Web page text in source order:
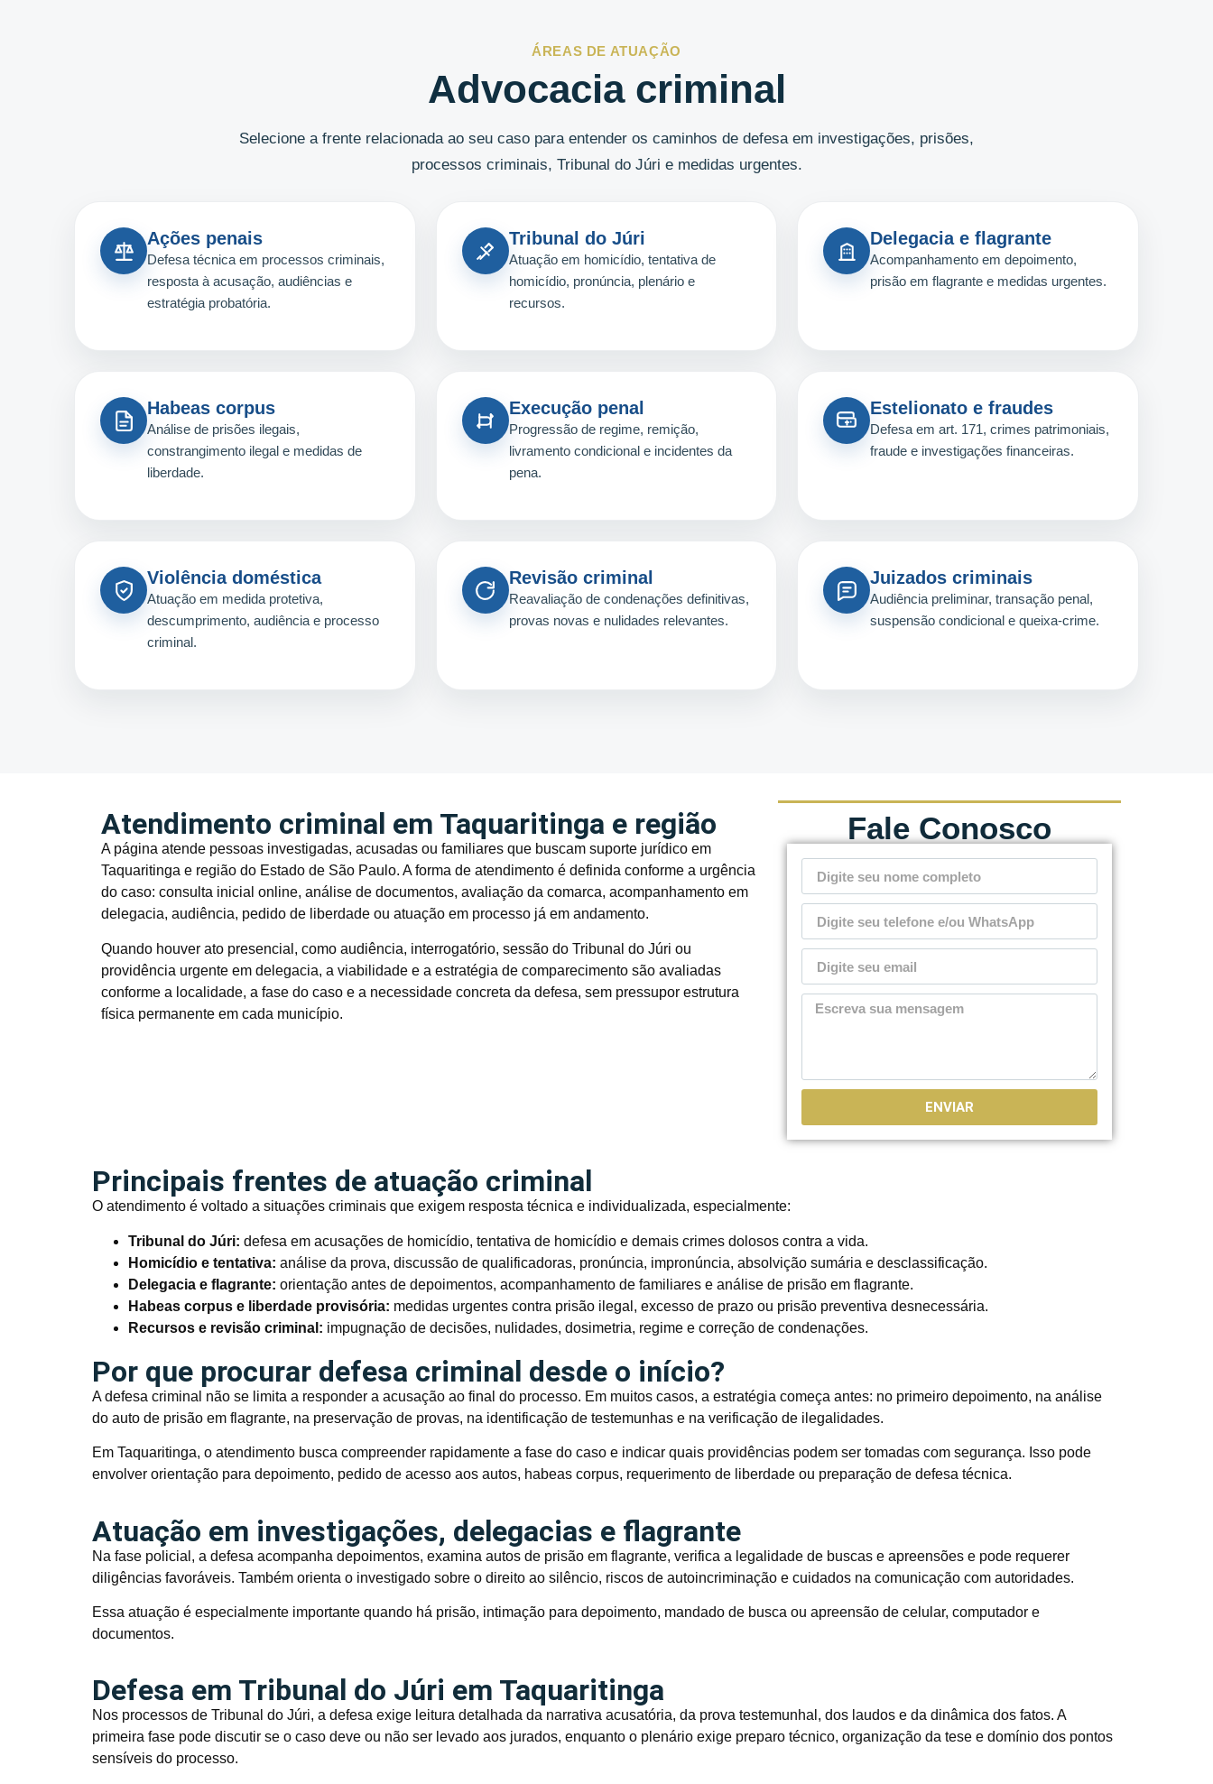
ÁREAS DE ATUAÇÃO
Advocacia criminal
Selecione a frente relacionada ao seu caso para entender os caminhos de defesa em investigações, prisões,
processos criminais, Tribunal do Júri e medidas urgentes.
Ações penais
Defesa técnica em processos criminais,
resposta à acusação, audiências e
estratégia probatória.
Tribunal do Júri
Atuação em homicídio, tentativa de
homicídio, pronúncia, plenário e
recursos.
Delegacia e flagrante
Acompanhamento em depoimento,
prisão em flagrante e medidas urgentes.
Habeas corpus
Análise de prisões ilegais,
constrangimento ilegal e medidas de
liberdade.
Execução penal
Progressão de regime, remição,
livramento condicional e incidentes da
pena.
Estelionato e fraudes
Defesa em art. 171, crimes patrimoniais,
fraude e investigações financeiras.
Violência doméstica
Atuação em medida protetiva,
descumprimento, audiência e processo
criminal.
Revisão criminal
Reavaliação de condenações definitivas,
provas novas e nulidades relevantes.
Juizados criminais
Audiência preliminar, transação penal,
suspensão condicional e queixa-crime.
Atendimento criminal em Taquaritinga e região
A página atende pessoas investigadas, acusadas ou familiares que buscam suporte jurídico em
Taquaritinga e região do Estado de São Paulo. A forma de atendimento é definida conforme a urgência
do caso: consulta inicial online, análise de documentos, avaliação da comarca, acompanhamento em
delegacia, audiência, pedido de liberdade ou atuação em processo já em andamento.
Quando houver ato presencial, como audiência, interrogatório, sessão do Tribunal do Júri ou
providência urgente em delegacia, a viabilidade e a estratégia de comparecimento são avaliadas
conforme a localidade, a fase do caso e a necessidade concreta da defesa, sem pressupor estrutura
física permanente em cada município.
Fale Conosco
ENVIAR
Principais frentes de atuação criminal
O atendimento é voltado a situações criminais que exigem resposta técnica e individualizada, especialmente:
Tribunal do Júri: defesa em acusações de homicídio, tentativa de homicídio e demais crimes dolosos contra a vida.
Homicídio e tentativa: análise da prova, discussão de qualificadoras, pronúncia, impronúncia, absolvição sumária e desclassificação.
Delegacia e flagrante: orientação antes de depoimentos, acompanhamento de familiares e análise de prisão em flagrante.
Habeas corpus e liberdade provisória: medidas urgentes contra prisão ilegal, excesso de prazo ou prisão preventiva desnecessária.
Recursos e revisão criminal: impugnação de decisões, nulidades, dosimetria, regime e correção de condenações.
Por que procurar defesa criminal desde o início?
A defesa criminal não se limita a responder a acusação ao final do processo. Em muitos casos, a estratégia começa antes: no primeiro depoimento, na análise
do auto de prisão em flagrante, na preservação de provas, na identificação de testemunhas e na verificação de ilegalidades.
Em Taquaritinga, o atendimento busca compreender rapidamente a fase do caso e indicar quais providências podem ser tomadas com segurança. Isso pode
envolver orientação para depoimento, pedido de acesso aos autos, habeas corpus, requerimento de liberdade ou preparação de defesa técnica.
Atuação em investigações, delegacias e flagrante
Na fase policial, a defesa acompanha depoimentos, examina autos de prisão em flagrante, verifica a legalidade de buscas e apreensões e pode requerer
diligências favoráveis. Também orienta o investigado sobre o direito ao silêncio, riscos de autoincriminação e cuidados na comunicação com autoridades.
Essa atuação é especialmente importante quando há prisão, intimação para depoimento, mandado de busca ou apreensão de celular, computador e
documentos.
Defesa em Tribunal do Júri em Taquaritinga
Nos processos de Tribunal do Júri, a defesa exige leitura detalhada da narrativa acusatória, da prova testemunhal, dos laudos e da dinâmica dos fatos. A
primeira fase pode discutir se o caso deve ou não ser levado aos jurados, enquanto o plenário exige preparo técnico, organização da tese e domínio dos pontos
sensíveis do processo.